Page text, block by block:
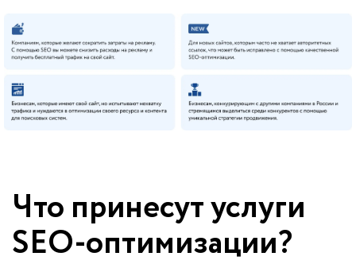
Что принесут услуги
SEO-оптимизации?